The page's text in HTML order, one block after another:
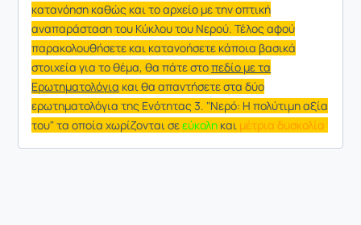
κατανόηση καθώς και το αρχείο με την οπτική
αναπαράσταση του Κύκλου του Νερού. Τέλος αφού
παρακολουθήσετε και κατανοήσετε κάποια βασικά
στοιχεία για το θέμα, θα πάτε στοπεδίο με τα
Ερωτηματολόγια και θα απαντήσετε στα δύο
ερωτηματολόγια της Ενότητας 3. "Νερό: Η πολύτιμη αξία
του" τα οποία χωρίζονται σεεύκολη και μέτρια δυσκολία